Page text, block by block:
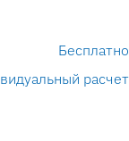
Бесплатно
расчет